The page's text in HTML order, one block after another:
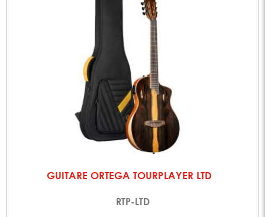
GUITARE ORTEGA TOURPLAYER LTD
RTP-LTD